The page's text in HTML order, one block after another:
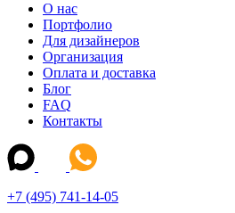
О нас
Портфолио
Для дизайнеров
Организация
Оплата и доставка
Блог
FAQ
Контакты
+7 (495) 741-14-05